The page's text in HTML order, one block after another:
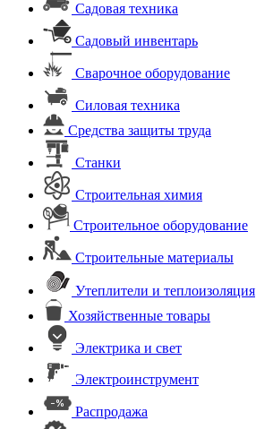
Садовая техника
Садовый инвентарь
Сварочное оборудование
Силовая техника
Средства защиты труда
Станки
Строительная химия
Строительное оборудование
Строительные материалы
Утеплители и теплоизоляция
Хозяйственные товары
Электрика и свет
Электроинструмент
Распродажа